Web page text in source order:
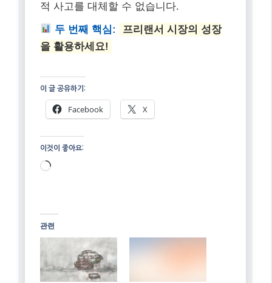
드
중...
관련
AI 시대에도 굳건히
지: 미래를 준비하는
현명한 선택
10월 23, 2025
"AI"에서
AI 시대에도 사라지
AI 시대에도 끄떡없
는! 2025년 유망 부
업 10가지
10월 13, 2025